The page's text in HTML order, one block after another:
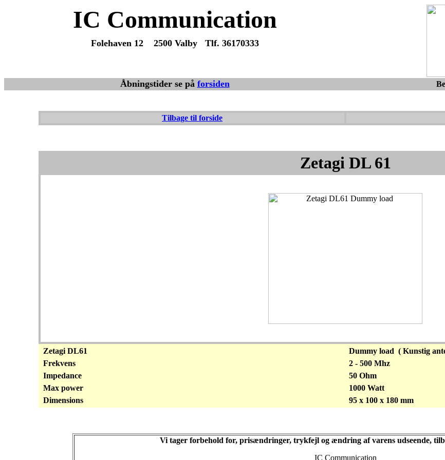
IC Communication
Folehaven 12 2500 Valby Tlf. 36170333
Åbningstider se på forsiden
Tilbage til forside
Zetagi DL 61
Zetagi DL61
Dummy load ( Kunstig
Frekvens
2 - 500 Mhz
Impedance
50 Ohm
Max power
1000 Watt
Dimensions
95 x 100 x 180 mm
Vi tager forbehold for, prisændringer, trykfejl og ændring af varens udseende,
IC Communication